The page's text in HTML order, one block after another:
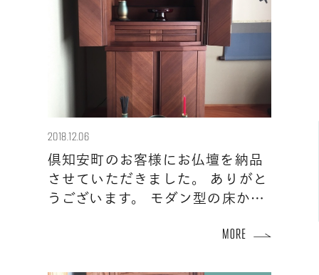
2018.12.06
倶知安町のお客様にお仏壇を納品
させていただきました。 ありがと
うございます。 モダン型の床か…